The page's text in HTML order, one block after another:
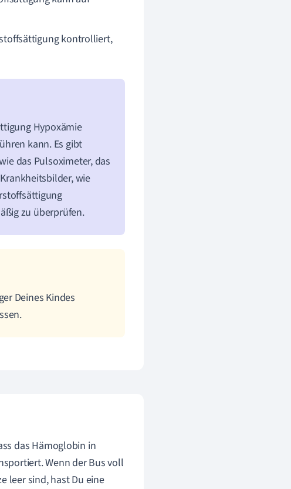
kontrolliert,
Hypoxämie
kann. Es gibt
das Pulsoximeter, das
wie
zu überprüfen.
Deines Kindes
das Hämoglobin in
Wenn der Bus voll
leer sind, hast Du eine